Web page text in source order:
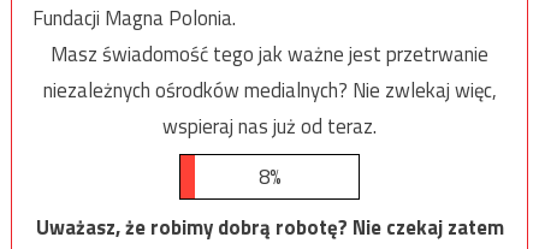
Fundacji Magna Polonia.
Masz świadomość tego jak ważne jest przetrwanie
niezależnych ośrodków medialnych? Nie zwlekaj więc,
wspieraj nas już od teraz.
8%
Uważasz, że robimy dobrą robotę? Nie czekaj zatem